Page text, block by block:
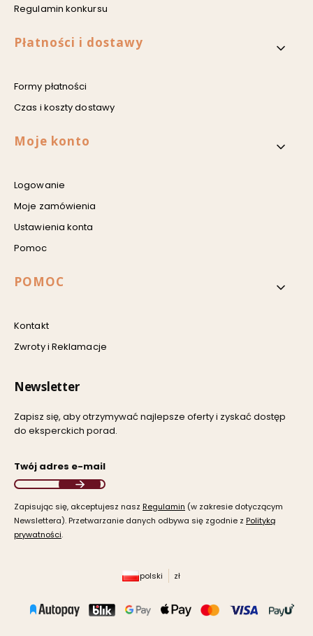
Regulamin konkursu
Płatności i dostawy
Formy płatności
Czas i koszty dostawy
Moje konto
Logowanie
Moje zamówienia
Ustawienia konta
Pomoc
POMOC
Kontakt
Zwroty i Reklamacje
Newsletter
Zapisz się, aby otrzymywać najlepsze oferty i zyskać dostęp
do eksperckich porad.
Twój adres e-mail
Zapisując się, akceptujesz nasz ​ Regulamin ​​​ (w zakresie dotyczącym
Newslettera). Przetwarzanie danych odbywa się zgodnie z ​ Polityką
prywatności​​​.
polski zł